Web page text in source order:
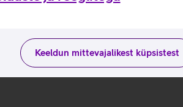
Keeldun mittevajalikest küpsistest